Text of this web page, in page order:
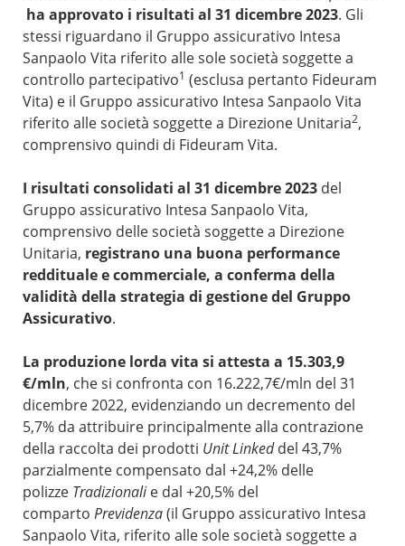
ha approvato i risultati al 31 dicembre 2023. Gli
stessi riguardano il Gruppo assicurativo Intesa
Sanpaolo Vita riferito alle sole società soggette a
controllo partecipativo1 (esclusa pertanto Fideuram
Vita) e il Gruppo assicurativo Intesa Sanpaolo Vita
riferito alle società soggette a Direzione Unitaria2,
comprensivo quindi di Fideuram Vita.
I risultati consolidati al 31 dicembre 2023del
Gruppo assicurativo Intesa Sanpaolo Vita,
comprensivo delle società soggette a Direzione
Unitaria, registrano una buona performance
reddituale e commerciale, a conferma della
validità della strategia di gestione del Gruppo
Assicurativo.
La produzione lorda vita si attesta a 15.303,9
€/mln, che si confronta con 16.222,7€/mln del 31
dicembre 2022, evidenziando un decremento del
5,7% da attribuire principalmente alla contrazione
della raccolta dei prodotti Unit Linkeddel 43,7%
parzialmente compensato dal +24,2% delle
polizzeTradizionalie dal +20,5% del
comparto Previdenza(il Gruppo assicurativo Intesa
Sanpaolo Vita, riferito alle sole società soggette a